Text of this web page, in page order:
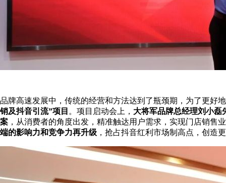
品牌高速发展中，传统的经营和方法达到了瓶颈期，为了更好
销及抖音引流”项目 。项目启动会上， 大将军品牌总经理刘小磊
案 ，从消费者的角度出发，精准触达用户需求，实现门店销售
端的影响力和竞争力再升级 ，抢占抖音红利市场制高点，创造